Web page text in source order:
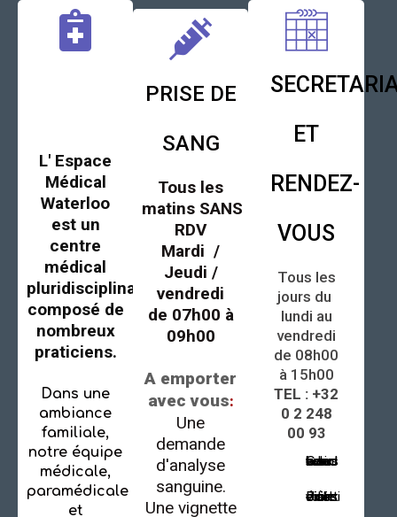
WATERLOO
L' Espace
Médical
Waterloo
est un
centre
médical
pluridisciplinaire
composé de
nombreux
praticiens.
Dans une
ambiance
familiale,
notre équipe
médicale,
paramédicale
et
PRISE DE
SANG
Tous les
matins SANS
RDV
Mardi /
Jeudi /
vendredi
de 07h00 à
09h00
A emporter
avec vous:
Une
demande
d'analyse
sanguine.
Une vignette
ET
RENDEZ-
VOUS
Tous les
jours du
lundi au
vendredi
de 08h00
à 15h00
TEL : +32
0 2 248
00 93
Sur rendez-vous : du lundi au samedi
Possibilité de visite à domicile